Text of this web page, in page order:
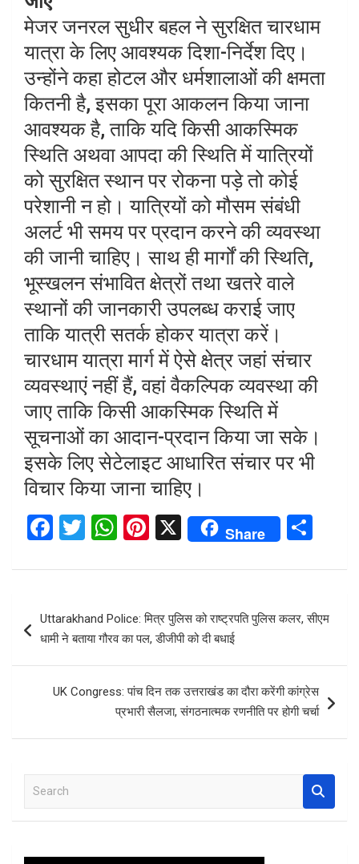
मेजर जनरल सुधीर बहल ने सुरक्षित चारधाम
यात्रा के लिए आवश्यक दिशा-निर्देश दिए।
उन्होंने कहा होटल और धर्मशालाओं की क्षमता
कितनी है, इसका पूरा आकलन किया जाना
आवश्यक है, ताकि यदि किसी आकस्मिक
स्थिति अथवा आपदा की स्थिति में यात्रियों
को सुरक्षित स्थान पर रोकना पड़े तो कोई
परेशानी न हो। यात्रियों को मौसम संबंधी
अलर्ट भी समय पर प्रदान करने की व्यवस्था
की जानी चाहिए। साथ ही मार्गों की स्थिति,
भूस्खलन संभावित क्षेत्रों तथा खतरे वाले
स्थानों की जानकारी उपलब्ध कराई जाए
ताकि यात्री सतर्क होकर यात्रा करें।
चारधाम यात्रा मार्ग में ऐसे क्षेत्र जहां संचार
व्यवस्थाएं नहीं हैं, वहां वैकल्पिक व्यवस्था की
जाए ताकि किसी आकस्मिक स्थिति में
सूचनाओं का आदान-प्रदान किया जा सके।
इसके लिए सेटेलाइट आधारित संचार पर भी
विचार किया जाना चाहिए।
F
ce
o
k
T
tt
W
at
A
p
Pi
er
es
t
X Share
ar
e
navigation
Uttarakhand Police: मित्र पुलिस को राष्ट्रपति पुलिस कलर, सीएम
धामी ने बताया गौरव का पल, डीजीपी को दी बधाई
UK Congress: पांच दिन तक उत्तराखंड का दौरा करेंगी कांग्रेस
प्रभारी सैलजा, संगठनात्मक रणनीति पर होगी चर्चा
a